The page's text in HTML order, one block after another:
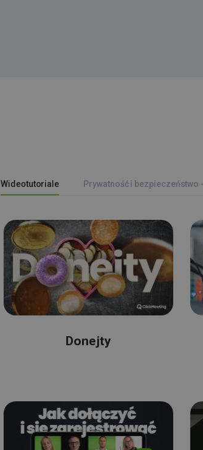
Wideotutoriale Prywatność i bezpieczeństwo
Donejty